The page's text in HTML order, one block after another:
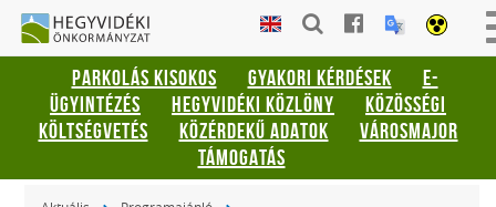
Gyorsbillentyűk
listája
Keresés:
"S"
Bejelentkezés:
HEGYVIDÉKI
ÖNKORMÁNYZAT
PARKOLÁS KISOKOS GYAKORI KÉRDÉSEK
E-
ÜGYINTÉZÉS
HEGYVIDÉKI KÖZLÖNY
KÖZÖSSÉGI
KÖLTSÉGVETÉS
KÖZÉRDEKŰ ADATOK
VÁROSMAJOR
TÁMOGATÁS